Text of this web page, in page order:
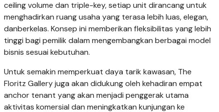
ceiling volume dan triple-key,setiap unit dirancang untuk
menghadirkan ruang usaha yang terasa lebih luas, elegan,
danberkelas. Konsep ini memberikan fleksibilitas yang lebih
tinggi bagi pemilik dalam mengembangkan berbagai model
bisnis sesuai kebutuhan.
Untuk semakin memperkuat daya tarik kawasan, The
Floritz Gallery juga akan didukung oleh kehadiran empat
anchor tenant yang akan menjadi penggerak utama
aktivitas komersial dan meningkatkan kunjungan ke